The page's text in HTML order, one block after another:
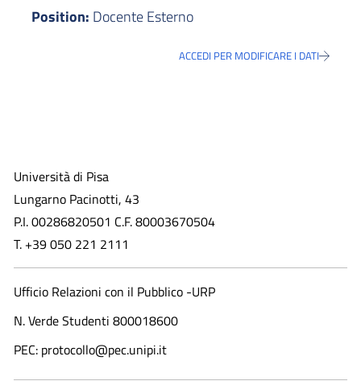
Position: Docente Esterno
ACCEDI PER MODIFICARE I DATI
Università di Pisa
Lungarno Pacinotti, 43
P.I. 00286820501 C.F. 80003670504
T. +39 050 221 2111
Ufficio Relazioni con il Pubblico -URP
N. Verde Studenti 800018600​
PEC: protocollo@pec.unipi.it